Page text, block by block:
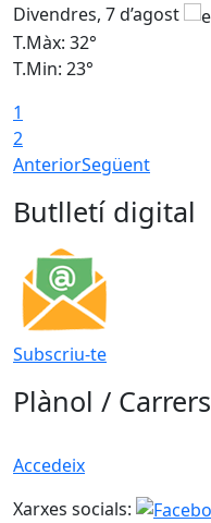
Divendres, 7 d’agost
T.Màx: 32°
T.Min: 23°
1
2
AnteriorSegüent
Butlletí digital
Subscriu-te
Plànol / Carrers
Accedeix
Xarxes socials: